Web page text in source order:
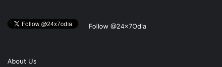
Follow @24x7Odia
About Us